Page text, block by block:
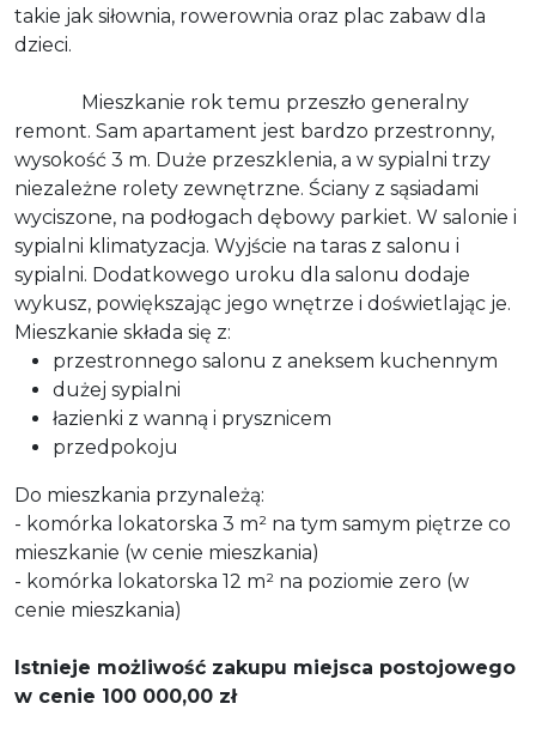
takie jak siłownia, rowerownia oraz plac zabaw dla
dzieci.
Mieszkanie rok temu przeszło generalny
remont. Sam apartament jest bardzo przestronny,
wysokość 3 m. Duże przeszklenia, a w sypialni trzy
niezależne rolety zewnętrzne. Ściany z sąsiadami
wyciszone, na podłogach dębowy parkiet. W salonie i
sypialni klimatyzacja. Wyjście na taras z salonu i
sypialni. Dodatkowego uroku dla salonu dodaje
wykusz, powiększając jego wnętrze i doświetlając je.
Mieszkanie składa się z:
przestronnego salonu z aneksem kuchennym
dużej sypialni
łazienki z wanną i prysznicem
przedpokoju
Do mieszkania przynależą:
- komórka lokatorska 3 m² na tym samym piętrze co
mieszkanie (w cenie mieszkania)
- komórka lokatorska 12 m² na poziomie zero (w
cenie mieszkania)
Istnieje możliwość zakupu miejsca postojowego
w cenie 100 000,00 zł